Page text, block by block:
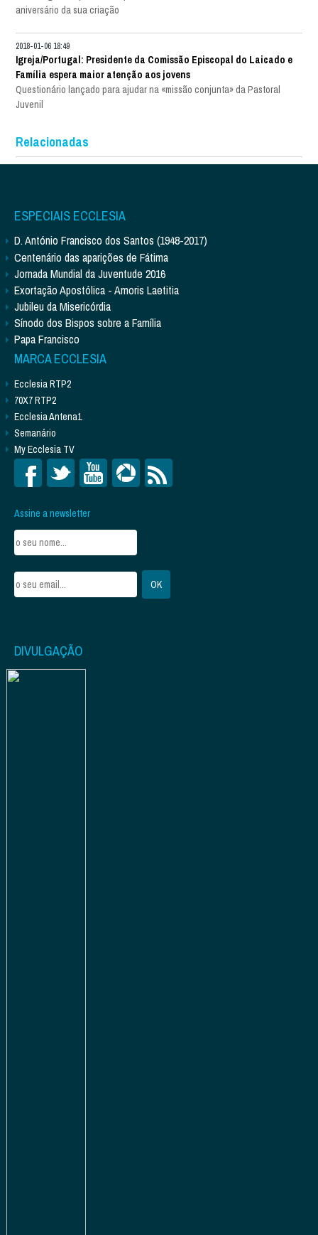
aniversário da sua criação
2018-01-06 18:49
Igreja/Portugal: Presidente da Comissão Episcopal do Laicado e
Família espera maior atenção aos jovens
Questionário lançado para ajudar na «missão conjunta» da Pastoral
Juvenil
Relacionadas
ESPECIAIS ECCLESIA
D. António Francisco dos Santos (1948-2017)
Centenário das aparições de Fátima
Jornada Mundial da Juventude 2016
Exortação Apostólica - Amoris Laetitia
Jubileu da Misericórdia
Sínodo dos Bispos sobre a Família
Papa Francisco
MARCA ECCLESIA
Ecclesia RTP2
70X7 RTP2
Ecclesia Antena1
Semanário
My Ecclesia TV
Assine a newsletter
DIVULGAÇÃO